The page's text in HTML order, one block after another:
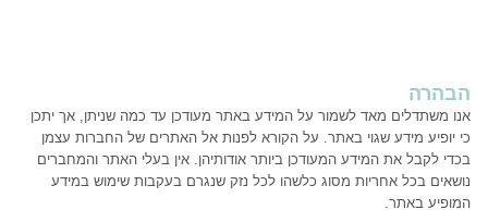
הבהרה
אנו משתדלים מאד לשמור על המידע באתר מעודכן עד כמה שניתן, אך יתכן
כי יופיע מידע שגוי באתר. על הקורא לפנות אל האתרים של החברות עצמן
בכדי לקבל את המידע המעודכן ביותר אודותיהן. אין בעלי האתר והמחברים
נושאים בכל אחריות מסוג כלשהו לכל נזק שנגרם בעקבות שימוש במידע
המופיע באתר.